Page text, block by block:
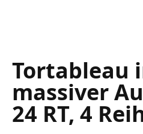
to
the
beginning
of
the
images
Tortableau
massiver
24 RT, 4